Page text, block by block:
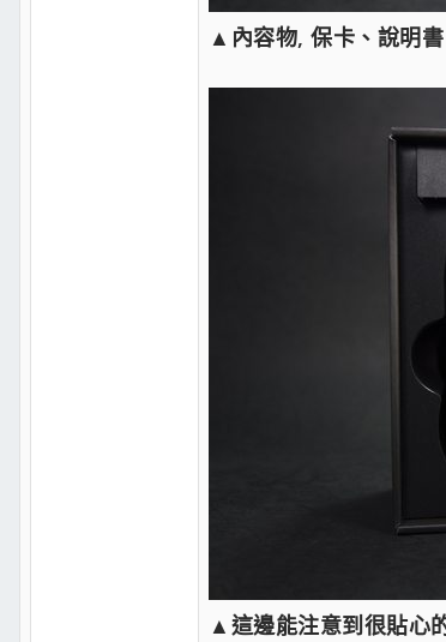
▲內容物, 保卡、說明
▲這邊能注意到很貼心